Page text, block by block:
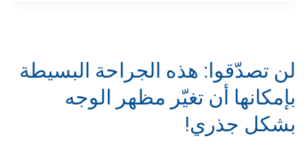
لن تصدّقوا: هذه الجراحة البسيطة
بإمكانها أن تغيّر مظهر الوجه
بشكل جذري!